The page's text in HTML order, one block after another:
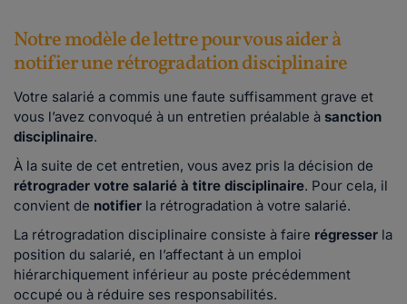
Notre modèle de lettre pour vous aider à
notifier une rétrogradation disciplinaire
Votre salarié a commis une faute suffisamment grave et
vous l’avez convoqué à un entretien préalable à sanction
disciplinaire.
À la suite de cet entretien, vous avez pris la décision de
rétrograder votre salarié à titre disciplinaire. Pour cela, il
convient de notifier la rétrogradation à votre salarié.
La rétrogradation disciplinaire consiste à faire régresser la
position du salarié, en l’affectant à un emploi
hiérarchiquement inférieur au poste précédemment
occupé ou à réduire ses responsabilités.